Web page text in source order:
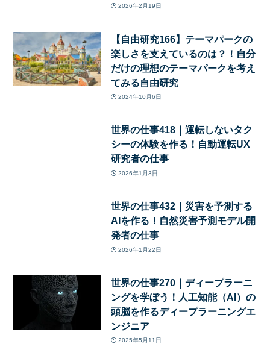
2026年2月19日
【自由研究166】テーマパークの
楽しさを支えているのは？！自分
だけの理想のテーマパークを考え
てみる自由研究
2024年10月6日
世界の仕事418｜運転しないタク
シーの体験を作る！自動運転UX
研究者の仕事
2026年1月3日
世界の仕事432｜災害を予測する
AIを作る！自然災害予測モデル開
発者の仕事
2026年1月22日
世界の仕事270｜ディープラーニ
ングを学ぼう！人工知能（AI）の
頭脳を作るディープラーニングエ
ンジニア
2025年5月11日